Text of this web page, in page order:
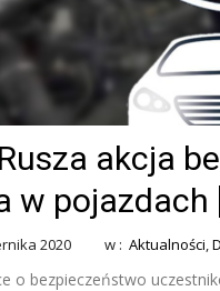
akcja
w pojazdach
2020 w : Aktualności,
o bezpieczeństwo